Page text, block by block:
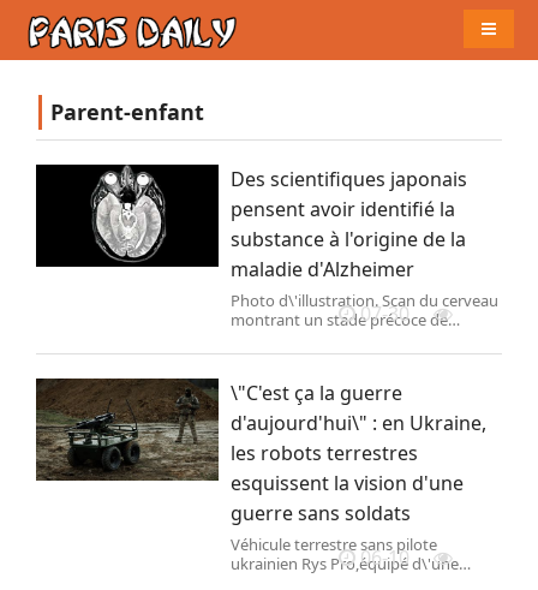
Parent-enfant
Des scientifiques japonais
pensent avoir identifié la
substance à l'origine de la
maladie d'Alzheimer
Photo d\'illustration. Scan du cerveau
montrant un stade précoce de
mai 2025 à Londres,en Angleterre.
07-30
\"C'est ça la guerre
d'aujourd'hui\" : en Ukraine,
les robots terrestres
esquissent la vision d'une
guerre sans soldats
Véhicule terrestre sans pilote
ukrainien Rys Pro,équipé d\'une
06-10